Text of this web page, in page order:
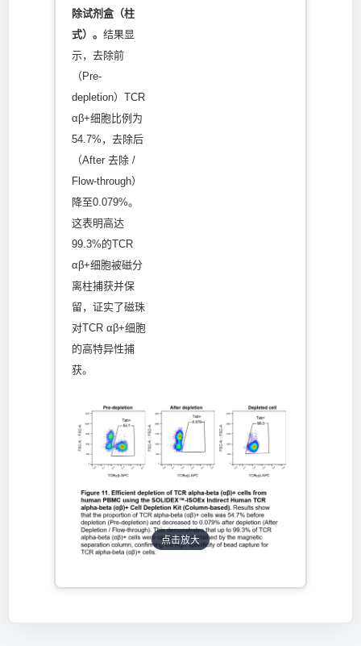
除试剂盒（柱
式）。 结果显
示，去除前
（Pre-
depletion）TCR
αβ+细胞比例为
54.7%，去除后
（After 去除 /
Flow-through）
降至0.079%。
这表明高达
99.3%的TCR
αβ+细胞被磁分
离柱捕获并保
留，证实了磁珠
对TCR αβ+细胞
的高特异性捕
获。
点击放大